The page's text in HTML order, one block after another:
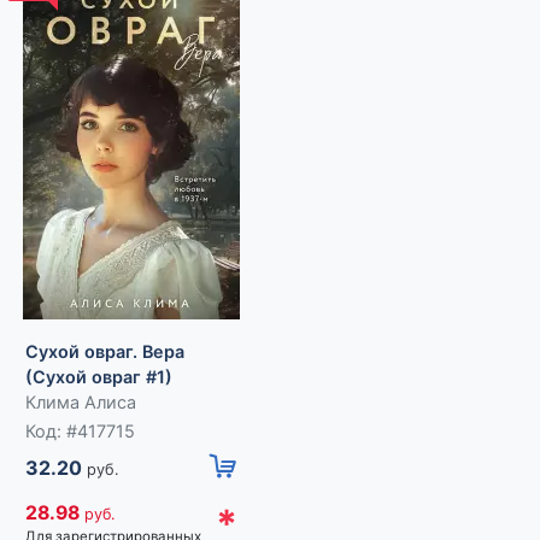
по
Сухой овраг. Вера
(Сухой овраг #1)
Клима Алиса
Код: #417715
32.20 руб.
28.98 руб.
Для зарегистрированных
*